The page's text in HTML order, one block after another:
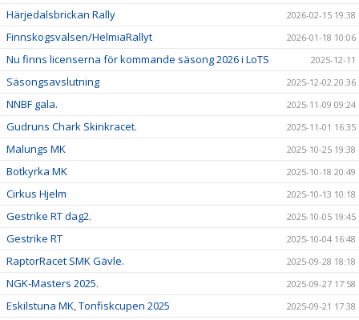
Härjedalsbrickan Rally 2026-02-15 19:38
Finnskogsvalsen/HelmiaRallyt 2026-01-18 10:06
Nu finns licenserna för kommande säsong 2026 i LoTS 2025-12-11
Säsongsavslutning 2025-12-02 20:36
NNBF gala. 2025-11-09 09:24
Gudruns Chark Skinkracet. 2025-11-01 16:35
Malungs MK 2025-10-25 19:38
Botkyrka MK 2025-10-18 20:49
Cirkus Hjelm 2025-10-13 10:18
Gestrike RT dag2. 2025-10-05 19:45
Gestrike RT 2025-10-04 16:48
RaptorRacet SMK Gävle. 2025-09-28 18:18
NGK-Masters 2025. 2025-09-27 17:58
Eskilstuna MK, Tonfiskcupen 2025 2025-09-21 17:38